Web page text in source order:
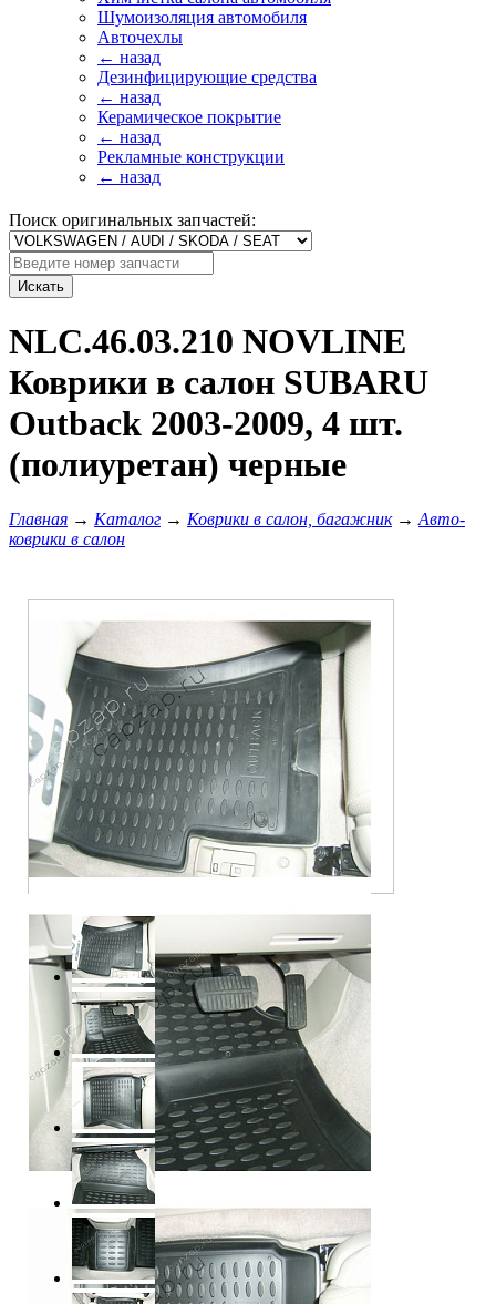
Шумоизоляция автомобиля
Авточехлы
← назад
Дезинфицирующие средства
← назад
Керамическое покрытие
← назад
Рекламные конструкции
← назад
Поиск оригинальных запчастей:
Искать
NLC.46.03.210 NOVLINE
Коврики в салон SUBARU
Outback 2003-2009, 4 шт.
(полиуретан) черные
Главная → Каталог → Коврики в салон, багажник → Авто-
коврики в салон